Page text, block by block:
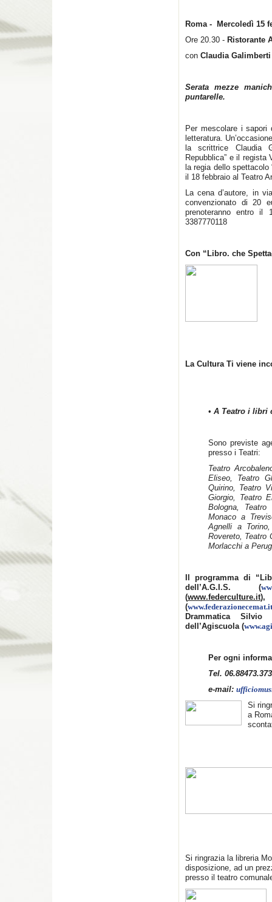
Roma - Mercoledì 15
Ore 20.30 - Ristorante
con Claudia Galimberti
Serata mezze
puntarelle.
Per mescolare i
letteratura.
la scrittrice Claudia
Repubblica” e il regista
la regia dello
il 18 febbraio al Teatro
La cena d’autore, in
convenzionato di 20
prenoteranno entro il
3387770118
Con “Libro. che
La Cultura Ti viene
• A Teatro i libri
Sono previste
presso i Teatri:
Teatro
Eliseo, Teatro
Quirino, Teatro
Giorgio, Teatro
Bologna,
Monaco a
Agnelli a
Rovereto, Teatro
Morlacchi a
Il programma di
dell’A.G.I.S. (
(www.federculture.it),
(www.federazionecemat.it
Drammatica Silvio
dell’Agiscuola (
Per ogni
Tel.
e-mail:
Si
a
Si ringrazia la libreria
disposizione, ad un
presso il teatro